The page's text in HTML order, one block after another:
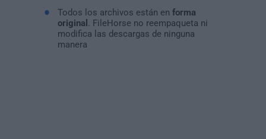
Todos los archivos están en forma
original
. FileHorse no reempaqueta ni
modifica las descargas de ninguna
manera